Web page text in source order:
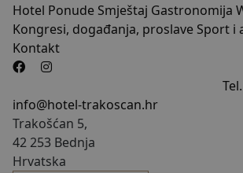
Hotel Ponude Smještaj Gastronomija
Kongresi, događanja, proslave Sport i
Kontakt
info@hotel-trakoscan.hr
Trakošćan 5,
42 253 Bednja
Hrvatska